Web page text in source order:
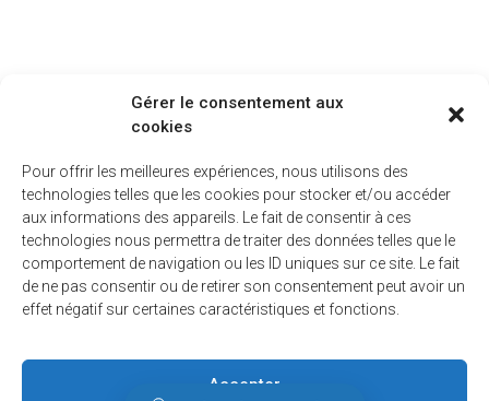
Gérer le consentement aux
cookies
Pour offrir les meilleures expériences, nous utilisons des
technologies telles que les cookies pour stocker et/ou accéder
aux informations des appareils. Le fait de consentir à ces
technologies nous permettra de traiter des données telles que le
comportement de navigation ou les ID uniques sur ce site. Le fait
de ne pas consentir ou de retirer son consentement peut avoir un
effet négatif sur certaines caractéristiques et fonctions.
Accepter